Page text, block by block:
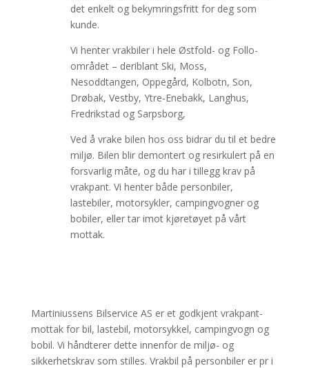
det enkelt og bekymringsfritt for deg som
kunde.
Vi henter vrakbiler i hele Østfold- og Follo-
området – deriblant Ski, Moss,
Nesoddtangen, Oppegård, Kolbotn, Son,
Drøbak, Vestby, Ytre-Enebakk, Langhus,
Fredrikstad og Sarpsborg,
Ved å vrake bilen hos oss bidrar du til et bedre
miljø. Bilen blir demontert og resirkulert på en
forsvarlig måte, og du har i tillegg krav på
vrakpant. Vi henter både personbiler,
lastebiler, motorsykler, campingvogner og
bobiler, eller tar imot kjøretøyet på vårt
mottak.
Martiniussens Bilservice AS er et godkjent vrakpant-
mottak for bil, lastebil, motorsykkel, campingvogn og
bobil. Vi håndterer dette innenfor de miljø- og
sikkerhetskrav som stilles. Vrakbil på personbiler er pr i